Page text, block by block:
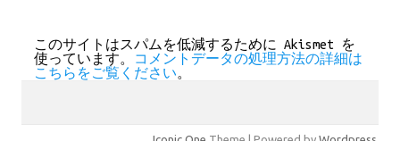
このサイトはスパムを低減するために Akismet を
使っています。
コメントデータの処理方法の詳細は
こちらをご覧ください。